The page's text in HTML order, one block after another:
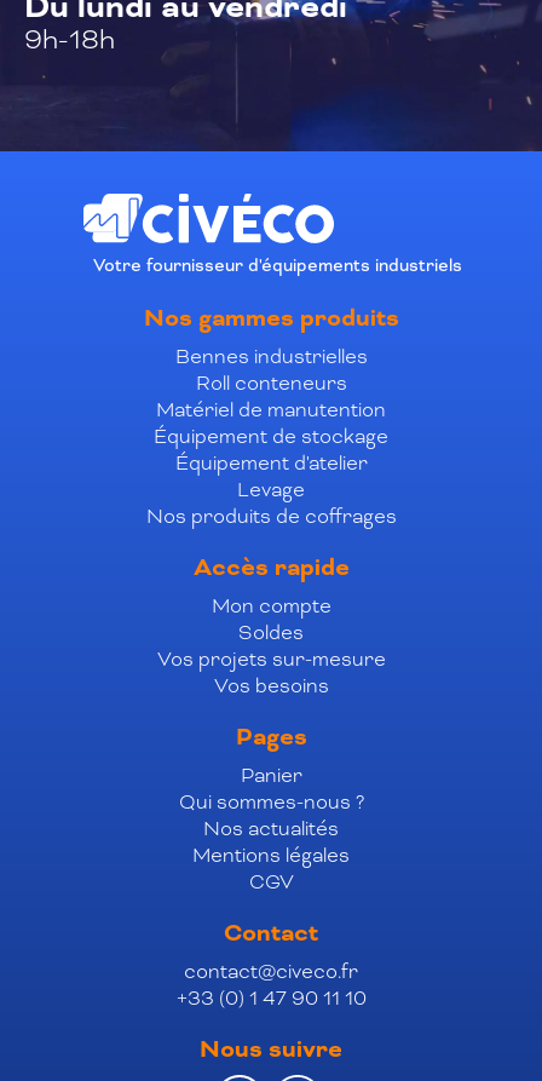
9h-18h
Votre fournisseur d'équipements industriels
Nos gammes produits
Bennes industrielles
Roll conteneurs
Matériel de manutention
Équipement de stockage
Équipement d'atelier
Levage
Nos produits de coffrages
Accès rapide
Mon compte
Soldes
Vos projets sur-mesure
Vos besoins
Pages
Panier
Qui sommes-nous ?
Nos actualités
Mentions légales
CGV
Contact
contact@civeco.fr
+33 (0) 1 47 90 11 10
Nous suivre